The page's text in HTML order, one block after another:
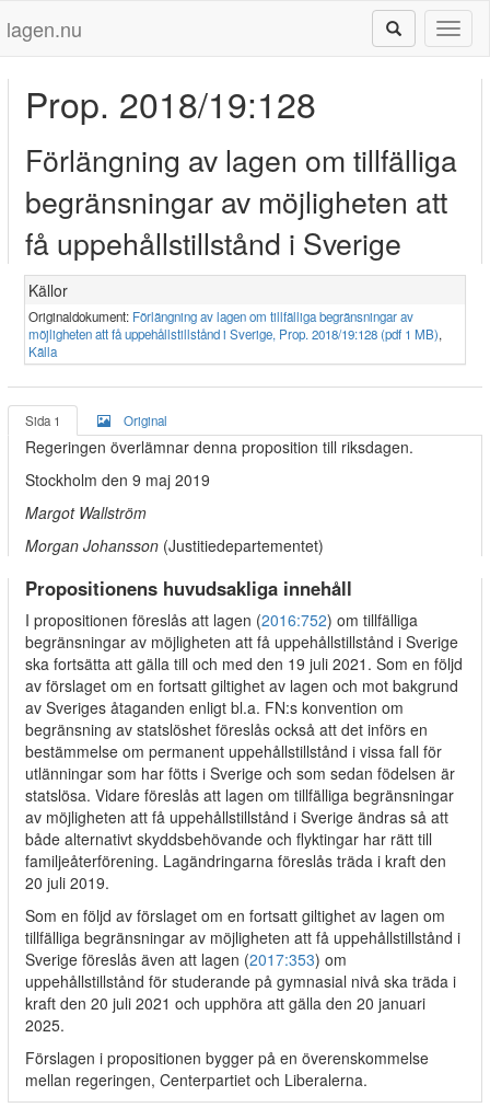
lagen.nu
Prop. 2018/19:128
Förlängning av lagen om tillfälliga
begränsningar av möjligheten att
få uppehållstillstånd i Sverige
Källor
Originaldokument: Förlängning av lagen om tillfälliga begränsningar av
möjligheten att få uppehållstillstånd i Sverige, Prop. 2018/19:128 (pdf 1 MB),
Källa
Sida 1 Original
Regeringen överlämnar denna proposition till riksdagen.
Stockholm den 9 maj 2019
Margot Wallström
Morgan Johansson (Justitiedepartementet)
Propositionens huvudsakliga innehåll
I propositionen föreslås att lagen (2016:752) om tillfälliga
begränsningar av möjligheten att få uppehållstillstånd i Sverige
ska fortsätta att gälla till och med den 19 juli 2021. Som en följd
av förslaget om en fortsatt giltighet av lagen och mot bakgrund
av Sveriges åtaganden enligt bl.a. FN:s konvention om
begränsning av statslöshet föreslås också att det införs en
bestämmelse om permanent uppehållstillstånd i vissa fall för
utlänningar som har fötts i Sverige och som sedan födelsen är
statslösa. Vidare föreslås att lagen om tillfälliga begränsningar
av möjligheten att få uppehållstillstånd i Sverige ändras så att
både alternativt skyddsbehövande och flyktingar har rätt till
familjeåterförening. Lagändringarna föreslås träda i kraft den
20 juli 2019.
Som en följd av förslaget om en fortsatt giltighet av lagen om
tillfälliga begränsningar av möjligheten att få uppehållstillstånd i
Sverige föreslås även att lagen (2017:353) om
uppehållstillstånd för studerande på gymnasial nivå ska träda i
kraft den 20 juli 2021 och upphöra att gälla den 20 januari
2025.
Förslagen i propositionen bygger på en överenskommelse
mellan regeringen, Centerpartiet och Liberalerna.